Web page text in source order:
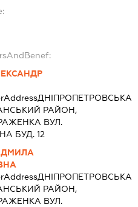
ДНІПРОПЕТРОВСЬКА
РАЙОН,
ВУЛ.
БУД. 12
ДНІПРОПЕТРОВСЬКА
РАЙОН,
ВУЛ.